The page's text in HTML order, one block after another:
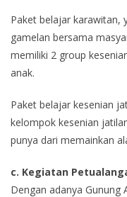
Paket belajar karawitan,
gamelan bersama
memiliki 2 group
anak.
Paket belajar kesenian
kelompok kesenian
punya dari memainkan
c. Kegiatan
Dengan adanya Gunung